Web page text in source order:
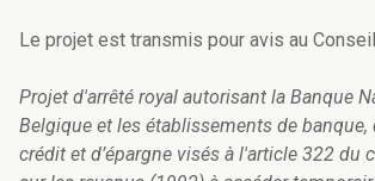
Le projet est transmis pour avis au
Projet d'arrêté royal autorisant la Banque
Belgique et les établissements de banque,
crédit et d’épargne visés à l'article 322 du